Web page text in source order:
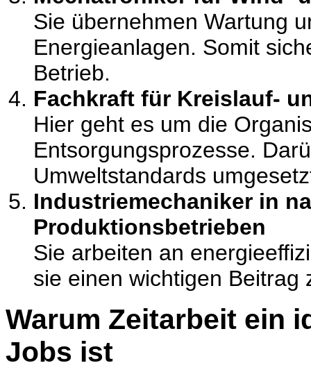
Sie übernehmen Wartung
Energieanlagen. Somit
Betrieb.
Fachkraft für Kreislauf-
Hier geht es um die
Entsorgungsprozesse.
Umweltstandards
Industriemechaniker in
Produktionsbetrieben
Sie arbeiten an
sie einen wichtigen Beitrag
Warum Zeitarbeit ein
Jobs ist